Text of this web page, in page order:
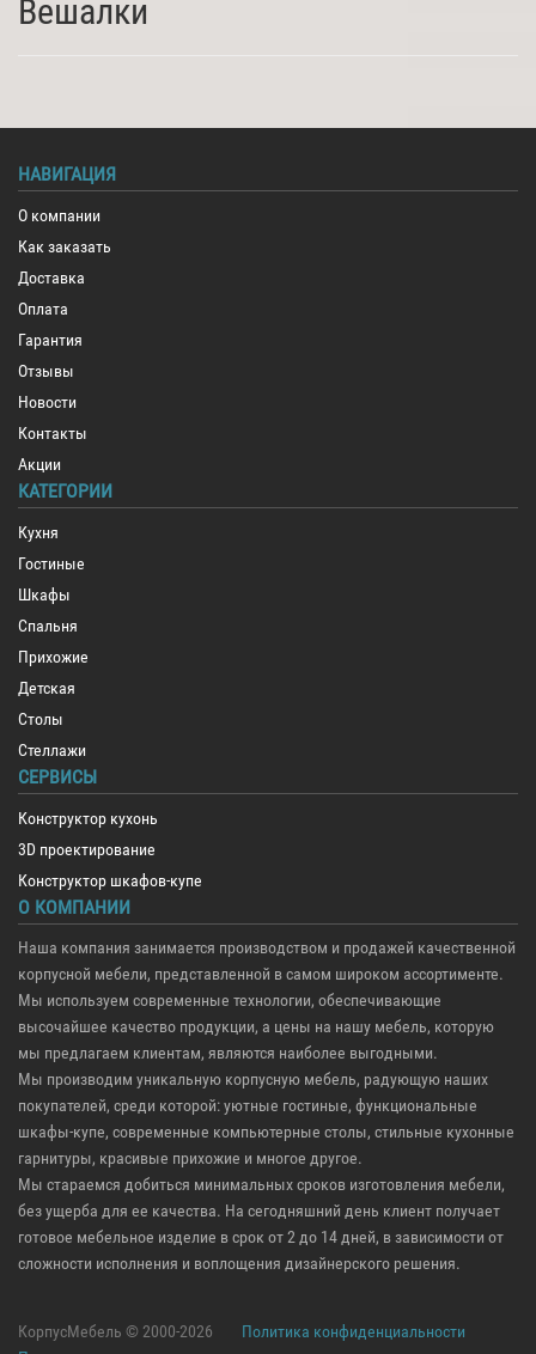
Вешалки
НАВИГАЦИЯ
О компании
Как заказать
Доставка
Оплата
Гарантия
Отзывы
Новости
Контакты
Акции
КАТЕГОРИИ
Кухня
Гостиные
Шкафы
Спальня
Прихожие
Детская
Столы
Стеллажи
СЕРВИСЫ
Конструктор кухонь
3D проектирование
Конструктор шкафов-купе
О КОМПАНИИ
Наша компания занимается производством и продажей качественной
корпусной мебели, представленной в самом широком ассортименте.
Мы используем современные технологии, обеспечивающие
высочайшее качество продукции, а цены на нашу мебель, которую
мы предлагаем клиентам, являются наиболее выгодными.
Мы производим уникальную корпусную мебель, радующую наших
покупателей, среди которой: уютные гостиные, функциональные
шкафы-купе, современные компьютерные столы, стильные кухонные
гарнитуры, красивые прихожие и многое другое.
Мы стараемся добиться минимальных сроков изготовления мебели,
без ущерба для ее качества. На сегодняшний день клиент получает
готовое мебельное изделие в срок от 2 до 14 дней, в зависимости от
сложности исполнения и воплощения дизайнерского решения.
КорпусМебель © 2000-2026
Политика конфиденциальности